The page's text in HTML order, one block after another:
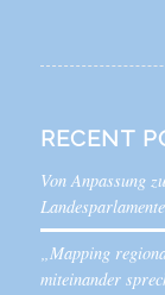
RECENT
Von Anpassung
„Mapping
miteinander